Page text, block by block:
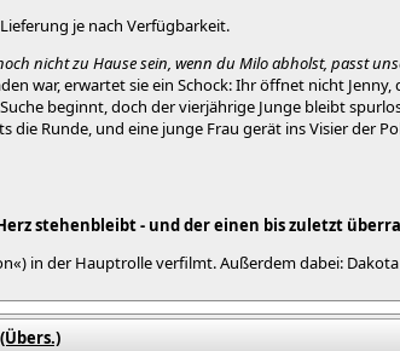
je nach Verfügbarkeit.
nicht zu Hause sein, wenn du Milo abholst, passt
war, erwartet sie ein Schock: Ihr öffnet nicht
beginnt, doch der vierjährige Junge bleibt
die Runde, und eine junge Frau gerät ins Visier der
stehenbleibt - und der einen bis zuletzt
in der Hauptrolle verfilmt. Außerdem dabei: